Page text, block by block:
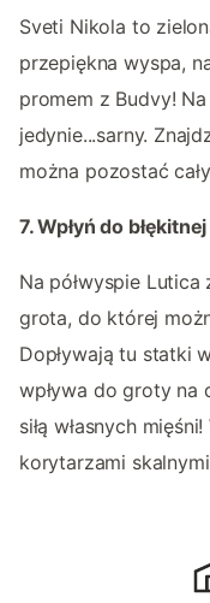
Sveti Nikola to
przepiękna wyspa,
promem z Budvy!
jedynie...sarny.
można pozostać
7. Wpłyń do
Na półwyspie Lutica
grota, do której
Dopływają tu statki
wpływa do groty na
siłą własnych
korytarzami